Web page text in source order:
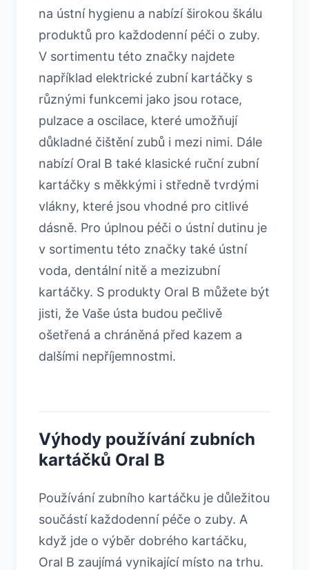
na ústní hygienu a nabízí širokou škálu
produktů pro každodenní péči o zuby.
V sortimentu této značky najdete
například elektrické zubní kartáčky s
různými funkcemi jako jsou rotace,
pulzace a oscilace, které umožňují
důkladné čištění zubů i mezi nimi. Dále
nabízí Oral B také klasické ruční zubní
kartáčky s měkkými i středně tvrdými
vlákny, které jsou vhodné pro citlivé
dásně. Pro úplnou péči o ústní dutinu je
v sortimentu této značky také ústní
voda, dentální nitě a mezizubní
kartáčky. S produkty Oral B můžete být
jisti, že Vaše ústa budou pečlivě
ošetřená a chráněná před kazem a
dalšími nepříjemnostmi.
Výhody používání zubních
kartáčků Oral B
Používání zubního kartáčku je důležitou
součástí každodenní péče o zuby. A
když jde o výběr dobrého kartáčku,
Oral B zaujímá vynikající místo na trhu.